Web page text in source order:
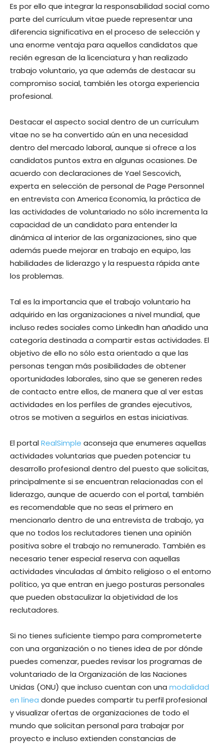
Es por ello que integrar la responsabilidad social como
parte del currículum vitae puede representar una
diferencia significativa en el proceso de selección y
una enorme ventaja para aquellos candidatos que
recién egresan de la licenciatura y han realizado
trabajo voluntario, ya que además de destacar su
compromiso social, también les otorga experiencia
profesional.
Destacar el aspecto social dentro de un currículum
vitae no se ha convertido aún en una necesidad
dentro del mercado laboral, aunque si ofrece a los
candidatos puntos extra en algunas ocasiones. De
acuerdo con declaraciones de Yael Sescovich,
experta en selección de personal de Page Personnel
en entrevista con America Economía, la práctica de
las actividades de voluntariado no sólo incrementa la
capacidad de un candidato para entender la
dinámica al interior de las organizaciones, sino que
además puede mejorar en trabajo en equipo, las
habilidades de liderazgo y la respuesta rápida ante
los problemas.
Tal es la importancia que el trabajo voluntario ha
adquirido en las organizaciones a nivel mundial, que
incluso redes sociales como LinkedIn han añadido una
categoría destinada a compartir estas actividades. El
objetivo de ello no sólo esta orientado a que las
personas tengan más posibilidades de obtener
oportunidades laborales, sino que se generen redes
de contacto entre ellos, de manera que al ver estas
actividades en los perfiles de grandes ejecutivos,
otros se motiven a seguirlos en estas iniciativas.
El portalRealSimple aconseja que enumeres aquellas
actividades voluntarias que pueden potenciar tu
desarrollo profesional dentro del puesto que solicitas,
principalmente si se encuentran relacionadas con el
liderazgo, aunque de acuerdo con el portal, también
es recomendable que no seas el primero en
mencionarlo dentro de una entrevista de trabajo, ya
que no todos los reclutadores tienen una opinión
positiva sobre el trabajo no remunerado. También es
necesario tener especial reserva con aquellas
actividades vinculadas al ámbito religioso o el entorno
político, ya que entran en juego posturas personales
que pueden obstaculizar la objetividad de los
reclutadores.
Si no tienes suficiente tiempo para comprometerte
con una organización o no tienes idea de por dónde
puedes comenzar, puedes revisar los programas de
voluntariado de la Organización de las Naciones
Unidas (ONU) que incluso cuentan con una modalidad
en línea donde puedes compartir tu perfil profesional
y visualizar ofertas de organizaciones de todo el
mundo que solicitan personal para trabajar por
proyecto e incluso extienden constancias de